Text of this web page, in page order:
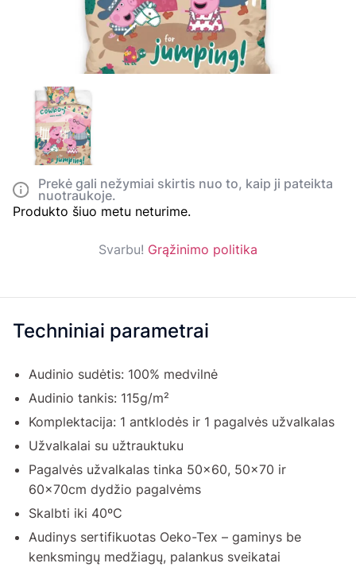
Prekė gali nežymiai skirtis nuo to, kaip ji pateikta
nuotraukoje.
Produkto šiuo metu neturime.
Svarbu! Grąžinimo politika
Techniniai parametrai
Audinio sudėtis: 100% medvilnė
Audinio tankis: 115g/m²
Komplektacija: 1 antklodės ir 1 pagalvės užvalkalas
Užvalkalai su užtrauktuku
Pagalvės užvalkalas tinka 50x60, 50x70 ir
60x70cm dydžio pagalvėms
Skalbti iki 40ºC
Audinys sertifikuotas Oeko-Tex – gaminys be
kenksmingų medžiagų, palankus sveikatai